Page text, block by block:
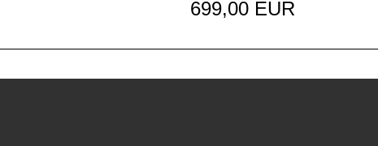
Zugführung, Gepäckträger- und Schutzblechösen,
699,00 EUR